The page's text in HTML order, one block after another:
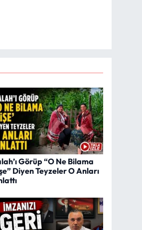
Görüp “O Ne Bilama
Diyen Teyzeler O Anları